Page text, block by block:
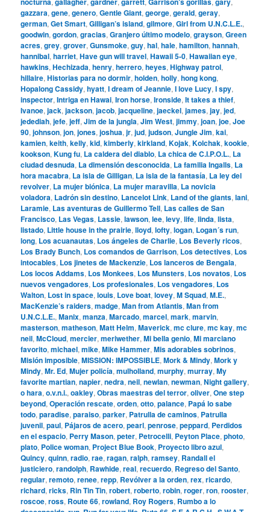
gazzara,gene,genero,Gentle Giant,george,gerald,geray,
german,Get Smart,Gilligan’s island,gilmore,Girl from U.N.C.L.E.,
goodwin,gordon,gracias,Granjero último modelo,grayson,Green
acres,grey,grover,Gunsmoke,guy,hal,hale,hamilton,hannah,
hannibal,harriet,Have gun will travel,Hawaii 5-0,Hawaiian eye,
hawkins,Hechizada,henry,herrero,heyes,Highway patrol,
hillaire,Historias para no dormir,holden,holly,hong kong,
Hopalong Cassidy,hyatt,I dream of Jeannie,I love Lucy,I spy,
inspector,Intriga en Hawai,Iron horse,Ironside,It takes a thief,
Ivanoe,jack,jackson,jacob,jacqueline,jaeckel,james,jay,jed,
jedediah,jefe,jeff,Jim de la jungla,Jim West,jimmy,joan,joe,Joe
90,johnson,jon,jones,joshua,jr,jud,judson,Jungle Jim,kai,
kamien,keith,kelly,kid,kimberly,kirkland,Kojak,Kolchak,kookie,
kookson,Kung fu, La caldera del diablo, La chica de C.I.P.O.L., La
ciudad desnuda, La dimensión desconocida, La familia Ingalls, La
hora macabra, La isla de Gilligan, La isla de la fantasía, La ley del
revolver, La mujer biónica, La mujer maravilla, La novicia
voladora, Ladrón sin destino, Lancelot Link, Land of the giants,lani,
Laramie, Las aventuras de Guillermo Tell, Las calles de San
Francisco, Las Vegas, Lassie,lawson,lee,levy,life,linda,lista,
listado, Little house in the prairie,lloyd,lofty,logan, Logan´s run,
long, Los acuanautas, Los ángeles de Charlie, Los Beverly ricos,
Los Brady Bunch, Los comandos de Garrison, Los detectives, Los
intocables, Los jinetes de Mackenzie, Los lanceros de Bengala,
Los locos Addams, Los Monkees, Los Munsters, Los novatos, Los
nuevos vengadores, Los profesionales, Los vengadores, Los
Walton, Lost in space,louis, Love boat,lovey,M Squad,M.E.,
MacKenzie’s raiders,madge,Man from Atlantis,Man from
U.N.C.L.E.,Manix,manza,Marcado,marcel,mark,marvin,
masterson,matheson,Matt Helm,Maverick,mc clure,mc kay,mc
neil,McCloud,mercier,meriwether,Mi bella genio,Mi marciano
favorito,michael,mike,Mike Hammer,Mis adorables sobrinos,
Misión imposible,MISSION: IMPOSSIBLE,Mork & Mindy,Mork y
Mindy,Mr. Ed,Mujer policía,mulholland,murphy,murray,My
favorite martian,napier,nedra,neil,newlan,newman,Night gallery,
o hara,o.v.n.i.,oakley,Obras maestras del terror,oliver,One step
beyond,Operación rescate,orden,otto,palance, Papá lo sabe
todo,paradise,paraiso,parker, Patrulla de caminos, Patrulla
juvenil,paul, Pájaros de acero,pearl,penrose,peppard, Perdidos
en el espacio, Perry Mason,peter, Petrocelli, Peyton Place,photo,
plato, Police woman, Project Blue Book, Proyecto libro azul,
Quincy,quinn,radio,rae,ragan,ralph,ramsey, Randall el
justiciero,randolph, Rawhide,real,recuerdo, Regreso del Santo,
regular,remoto,renee,repp, Revólver a la orden,rex,ricardo,
richard,ricks, Rin Tin Tin,robert,roberto,robin,roger,ron,rooster,
roscoe,ross, Route 66,rowland, Roy Rogers, Rumbo a lo